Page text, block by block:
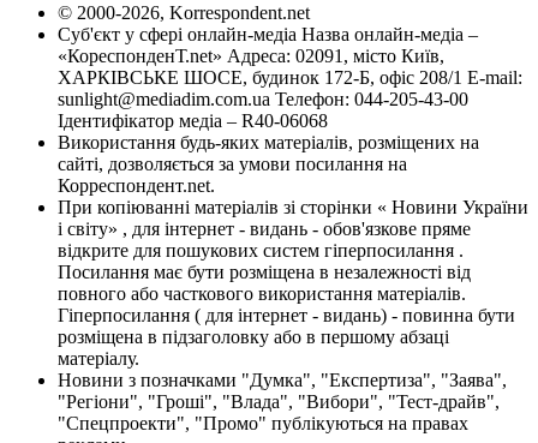
© 2000-2026, Korrespondent.net
Суб'єкт у сфері онлайн-медіа Назва онлайн-медіа –
«КореспонденТ.net» Адреса: 02091, місто Київ,
ХАРКІВСЬКЕ ШОСЕ, будинок 172-Б, офіс 208/1 E-mail:
sunlight@mediadim.com.ua Телефон: 044-205-43-00
Ідентифікатор медіа – R40-06068
Використання будь-яких матеріалів, розміщених на
сайті, дозволяється за умови посилання на
Корреспондент.net.
При копіюванні матеріалів зі сторінки « Новини України
і світу» , для інтернет - видань - обов'язкове пряме
відкрите для пошукових систем гіперпосилання .
Посилання має бути розміщена в незалежності від
повного або часткового використання матеріалів.
Гіперпосилання ( для інтернет - видань) - повинна бути
розміщена в підзаголовку або в першому абзаці
матеріалу.
Новини з позначками "Думка", "Експертиза", "Заява",
"Регіони", "Гроші", "Влада", "Вибори", "Тест-драйв",
"Спецпроекти", "Промо" публікуються на правах